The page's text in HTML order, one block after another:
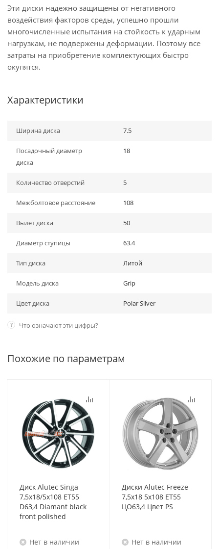
Эти диски надежно защищены от негативного
воздействия факторов среды, успешно прошли
многочисленные испытания на стойкость к ударным
нагрузкам, не подвержены деформации. Поэтому все
затраты на приобретение комплектующих быстро
окупятся.
Характеристики
Ширина диска 7.5
Посадочный диаметр
диска
18
Количество отверстий 5
Межболтовое расстояние 108
Вылет диска 50
Диаметр ступицы 63.4
Тип диска Литой
Модель диска Grip
Цвет диска Polar Silver
? Что означают эти цифры?
Похожие по параметрам
Диск Alutec Singa
7,5x18/5x108 ET55
D63,4 Diamant black
front polished
Нет в наличии
Диски Alutec Freeze
7,5x18 5x108 ET55
ЦО63,4 Цвет PS
Нет в наличии